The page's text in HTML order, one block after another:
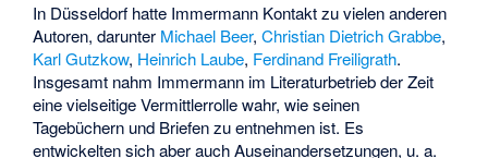
In Düsseldorf hatte Immermann Kontakt zu vielen anderen
Autoren, darunter Michael Beer,Christian Dietrich Grabbe,
Karl Gutzkow, Heinrich Laube, Ferdinand Freiligrath.
Insgesamt nahm Immermann im Literaturbetrieb der Zeit
eine vielseitige Vermittlerrolle wahr, wie seinen
Tagebüchern und Briefen zu entnehmen ist. Es
entwickelten sich aber auch Auseinandersetzungen, u. a.